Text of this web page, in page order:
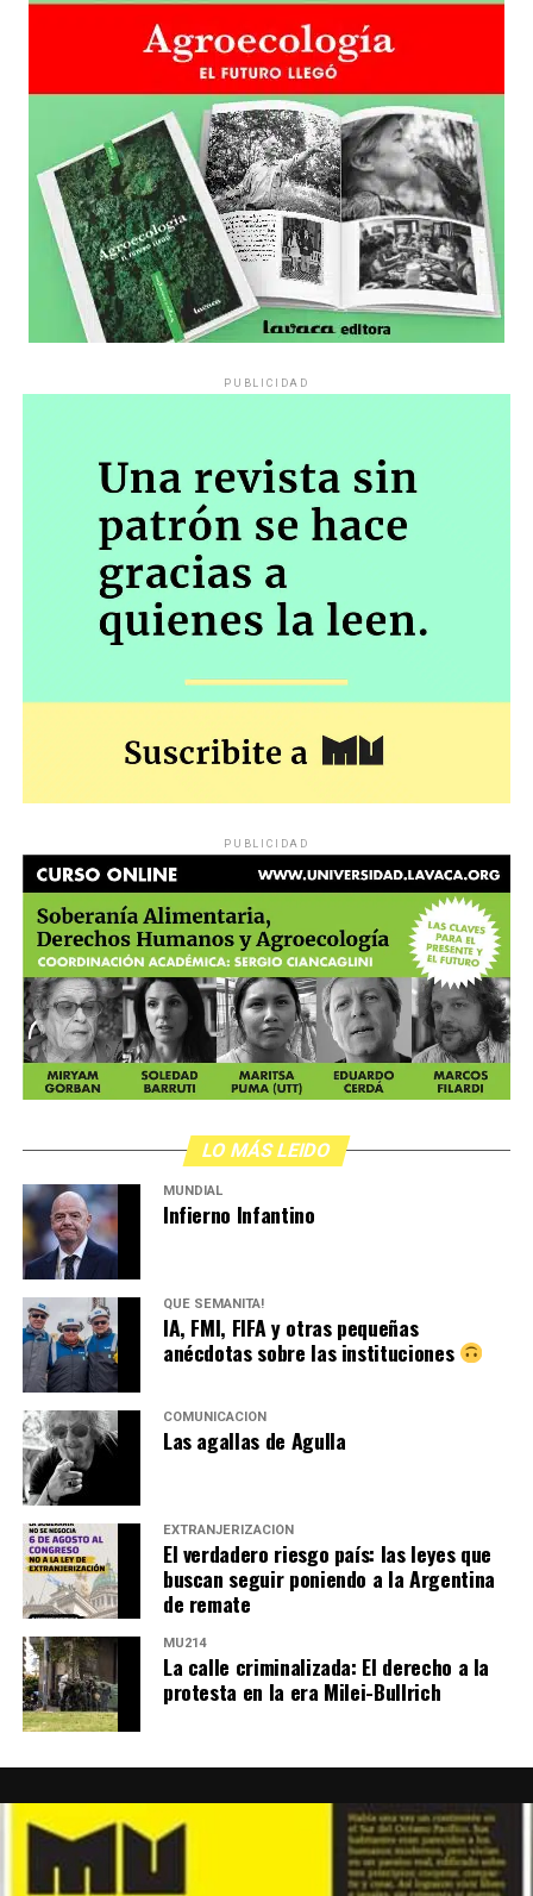
PUBLICIDAD
PUBLICIDAD
LO MÁS LEIDO
MUNDIAL
Infierno Infantino
QUÉ SEMANITA!
IA, FMI, FIFA y otras pequeñas
anécdotas sobre las instituciones
COMUNICACIÓN
Las agallas de Agulla
EXTRANJERIZACIÓN
El verdadero riesgo país: las leyes que
buscan seguir poniendo a la Argentina
de remate
MU214
La calle criminalizada: El derecho a la
protesta en la era Milei-Bullrich